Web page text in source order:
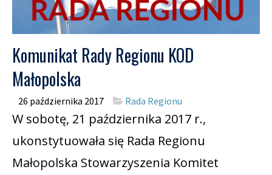
Komunikat Rady Regionu KOD
Małopolska
26 października 2017 Rada Regionu
W sobotę, 21 października 2017 r.,
ukonstytuowała się Rada Regionu
Małopolska Stowarzyszenia Komitet